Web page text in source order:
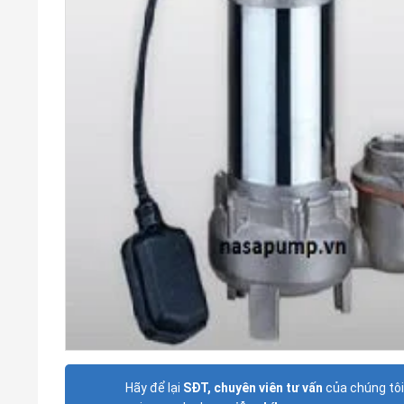
Hãy để lại SĐT, chuyên viên tư vấn của chúng